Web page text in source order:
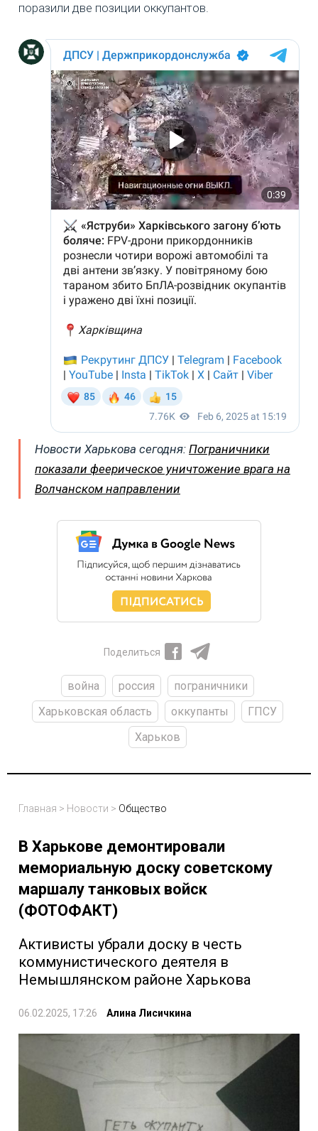
поразили две позиции оккупантов.
Новости Харькова сегодня: Пограничники
показали феерическое уничтожение врага на
Волчанском направлении
Поделиться
война россия
пограничники
Харьковская область
оккупанты
ГПСУ
Харьков
Главная > Новости > Общество
В Харькове демонтировали
мемориальную доску советскому
маршалу танковых войск
(ФОТОФАКТ)
Активисты убрали доску в честь
коммунистического деятеля в
Немышлянском районе Харькова
06.02.2025, 17:26 Алина Лисичкина